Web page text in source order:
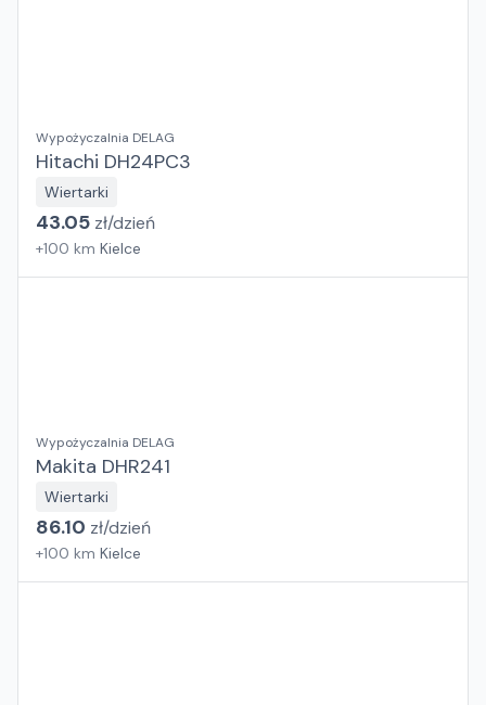
Wypożyczalnia DELAG
Hitachi DH24PC3
Wiertarki
43.05 zł/dzień
+100 km Kielce
Wypożyczalnia DELAG
Makita DHR241
Wiertarki
86.10 zł/dzień
+100 km Kielce